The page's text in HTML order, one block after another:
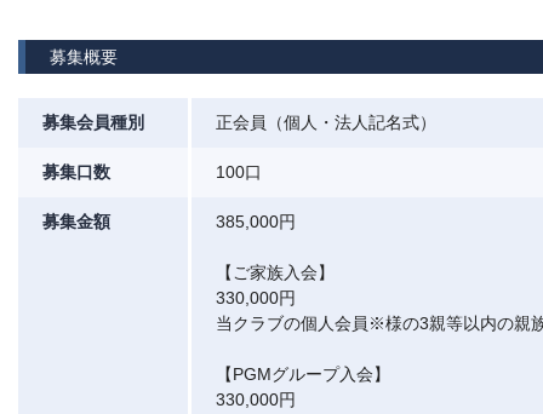
募集概要
募集会員種別 正会員（個人・法人記名式）
募集口数 100口
募集金額 385,000円
【ご家族入会】
330,000円
当クラブの個人会員※様の3親等以内の親
【PGMグループ入会】
330,000円